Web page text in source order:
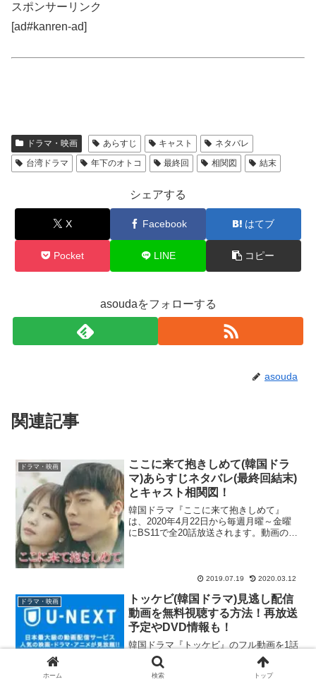
スポンサーリンク
[ad#kanren-ad]
ドラマ・映画 あらすじ キャスト
ネタバレ
台湾ドラマ
年下のオトコ 最終回 相関図 結末
シェアする
X Facebook はてブ
Pocket LINE コピー
asoudaをフォローする
asouda
関連記事
ドラマ・映画
ここに来て抱きしめて(韓国ドラ
マ)あらすじネタバレ(最終回結末)
とキャスト相関図！
韓国ドラマ『ここに来て抱きしめて』
は、2020年4月22日から毎週月曜～金曜
にBS11で全20話放送されます。動画の見
2019.07.19 2020.03.12
ドラマ・映画
トッケビ(韓国ドラマ)見逃し配信
動画を無料視聴する方法！再放送
予定やDVD情報も！
韓国ドラマ『トッケビ』のフル動画を1話
から最終回まで無料視聴できる見逃し配
信サイトを紹介します。U-NEXT『トッケ
ビ』のフル動画を今すぐ無料視聴※31日
ホーム 検索 トップ